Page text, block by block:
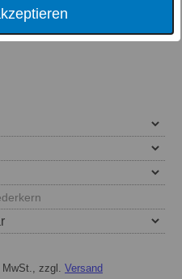
zzgl. Versand